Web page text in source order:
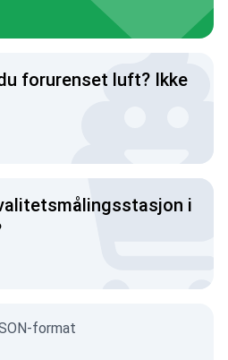
forurenset luft? Ikke
i
format